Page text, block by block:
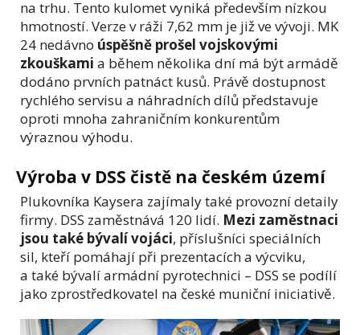
na trhu. Tento kulomet vyniká především nízkou
hmotností. Verze v ráži 7,62 mm je již ve vývoji. MK
24 nedávno úspěšně prošel vojskovými
zkouškami a během několika dní má být armádě
dodáno prvních patnáct kusů. Právě dostupnost
rychlého servisu a náhradních dílů představuje
oproti mnoha zahraničním konkurentům
výraznou výhodu.
Výroba v DSS čistě na českém území
Plukovníka Kaysera zajímaly také provozní detaily
firmy. DSS zaměstnává 120 lidí. Mezi zaměstnaci
jsou také bývalí vojáci, příslušníci speciálních
sil, kteří pomáhají při prezentacích a výcviku,
a také bývalí armádní pyrotechnici – DSS se podílí
jako zprostředkovatel na české muniční iniciativě.